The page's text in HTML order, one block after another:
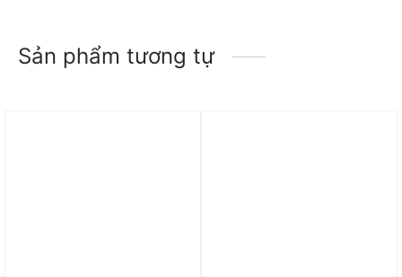
Sản phẩm tương tự